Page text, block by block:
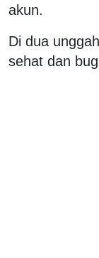
akun.
Di dua
sehat dan